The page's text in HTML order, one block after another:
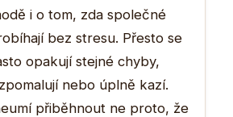
i o tom, zda společné
bez stresu. Přesto se
opakují stejné chyby,
nebo úplně kazí.
přiběhnout ne proto, že